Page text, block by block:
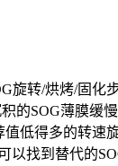
旋转/烘烤/固化
的SOG薄膜缓
低得多的转速
以找到替代的